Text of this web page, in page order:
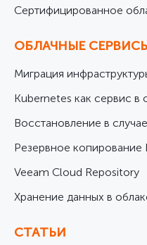
Cертифицированное
ОБЛАЧНЫЕ
Миграция
Kubernetes как сервис в
Восстановление в
Резервное копирование
Veeam Cloud Repository
Хранение данных в
СТАТЬИ